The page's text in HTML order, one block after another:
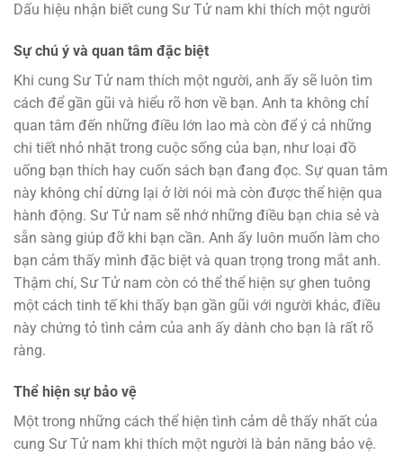
Dấu hiệu nhận biết cung Sư Tử nam khi thích một người
Sự chú ý và quan tâm đặc biệt
Khi cung Sư Tử nam thích một người, anh ấy sẽ luôn tìm
cách để gần gũi và hiểu rõ hơn về bạn. Anh ta không chỉ
quan tâm đến những điều lớn lao mà còn để ý cả những
chi tiết nhỏ nhặt trong cuộc sống của bạn, như loại đồ
uống bạn thích hay cuốn sách bạn đang đọc. Sự quan tâm
này không chỉ dừng lại ở lời nói mà còn được thể hiện qua
hành động. Sư Tử nam sẽ nhớ những điều bạn chia sẻ và
sẵn sàng giúp đỡ khi bạn cần. Anh ấy luôn muốn làm cho
bạn cảm thấy mình đặc biệt và quan trọng trong mắt anh.
Thậm chí, Sư Tử nam còn có thể thể hiện sự ghen tuông
một cách tinh tế khi thấy bạn gần gũi với người khác, điều
này chứng tỏ tình cảm của anh ấy dành cho bạn là rất rõ
ràng.
Thể hiện sự bảo vệ
Một trong những cách thể hiện tình cảm dễ thấy nhất của
cung Sư Tử nam khi thích một người là bản năng bảo vệ.